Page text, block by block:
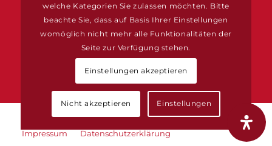
BÜROZEITEN
Montag bis Donnerstag
von 9 Uhr bis 13 Uhr
kloster_walsrode
© Kloster Walsrode | Realisierung Bartling Media GmbH
Impressum
Datenschutzerklärung
welche Kategorien Sie zulassen möchten. Bitte
beachte Sie, dass auf Basis Ihrer Einstellungen
womöglich nicht mehr alle Funktionalitäten der
Seite zur Verfügung stehen.
Einstellungen akzeptieren
Nicht akzeptieren Einstellungen